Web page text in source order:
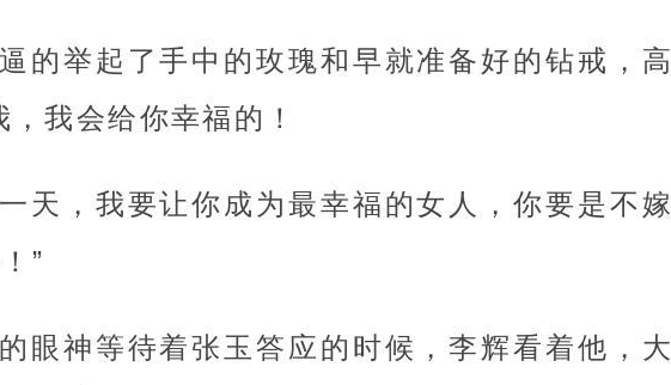
的举起了手中的玫瑰和早就准备好的钻戒，高
我会给你幸福的！
天，我要让你成为最幸福的女人，你要是不嫁
”
眼神等待着张玉答应的时候，李辉看着他，大